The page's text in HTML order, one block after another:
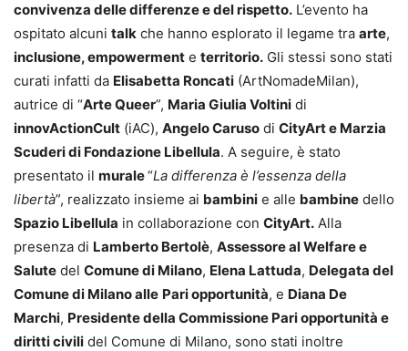
convivenza delle differenze e del rispetto. L’evento ha
ospitato alcuni talk che hanno esplorato il legame tra arte,
inclusione, empowerment e territorio. Gli stessi sono stati
curati infatti da Elisabetta Roncati (ArtNomadeMilan),
autrice di “Arte Queer”, Maria Giulia Voltini di
innovActionCult (iAC), Angelo Caruso di CityArt e Marzia
Scuderi di Fondazione Libellula. A seguire, è stato
presentato il murale“La differenza è l’essenza della
libertà”, realizzato insieme ai bambini e alle bambine dello
Spazio Libellula in collaborazione con CityArt. Alla
presenza di Lamberto Bertolè, Assessore al Welfare e
Salute del Comune di Milano, Elena Lattuda, Delegata del
Comune di Milano alle Pari opportunità, e Diana De
Marchi, Presidente della Commissione Pari opportunità e
diritti civili del Comune di Milano, sono stati inoltre